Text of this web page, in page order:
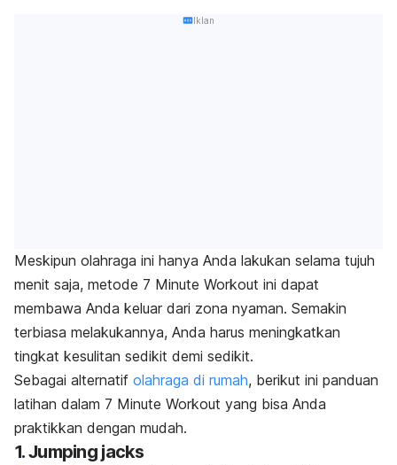
Iklan
Meskipun olahraga ini hanya Anda lakukan selama tujuh
menit saja, metode 7 Minute Workout ini dapat
membawa Anda keluar dari zona nyaman. Semakin
terbiasa melakukannya, Anda harus meningkatkan
tingkat kesulitan sedikit demi sedikit.
Sebagai alternatif olahraga di rumah, berikut ini panduan
latihan dalam 7 Minute Workout yang bisa Anda
praktikkan dengan mudah.
1.Jumping jacks